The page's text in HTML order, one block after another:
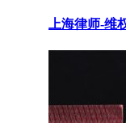
上海律师-维